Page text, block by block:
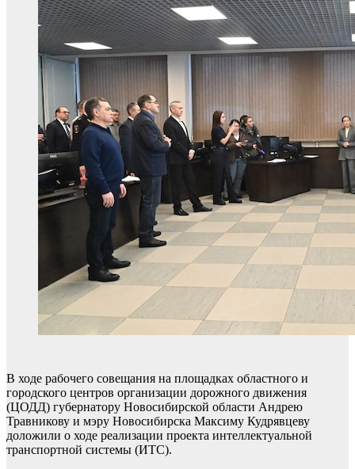
В ходе рабочего совещания на площадках областного и
городского центров организации дорожного движения
(ЦОДД) губернатору Новосибирской области Андрею
Травникову и мэру Новосибирска Максиму Кудрявцеву
доложили о ходе реализации проекта интеллектуальной
транспортной системы (ИТС).